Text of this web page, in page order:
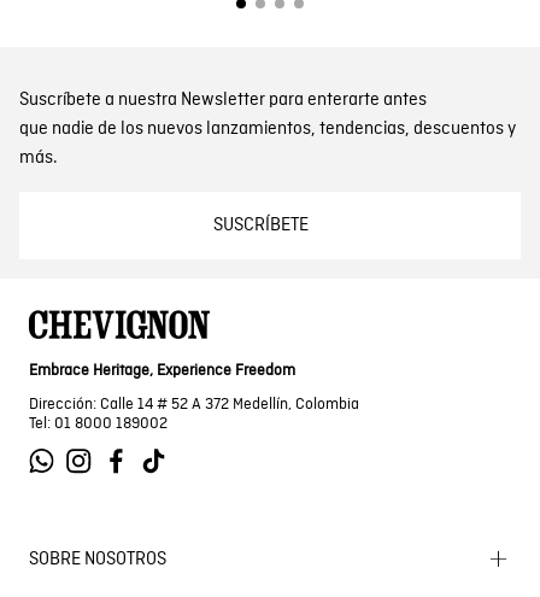
Suscríbete a nuestra Newsletter para enterarte antes
que nadie de los nuevos lanzamientos, tendencias, descuentos y
más.
SUSCRÍBETE
Embrace Heritage, Experience Freedom
Dirección: Calle 14 # 52 A 372 Medellín, Colombia
Tel: 01 8000 189002
SOBRE NOSOTROS